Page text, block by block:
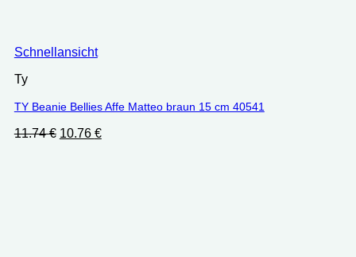
Schnellansicht
Ty
TY Beanie Bellies Affe Matteo braun 15 cm 40541
11.74€ Ursprünglicher
10.76 €Aktueller